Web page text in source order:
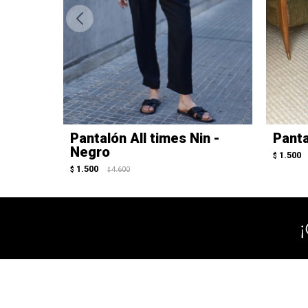
Pantalón All times Nin -
Negro
$ 1.500 $ 4.600
$ 1.500